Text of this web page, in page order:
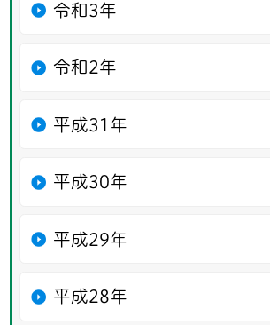
令和3年
令和2年
平成31年
平成30年
平成29年
平成28年